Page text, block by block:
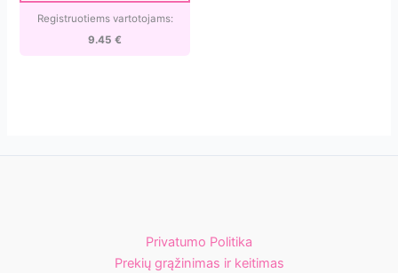
Registruotiems vartotojams:
9.45€
Privatumo Politika
Prekių grąžinimas ir keitimas